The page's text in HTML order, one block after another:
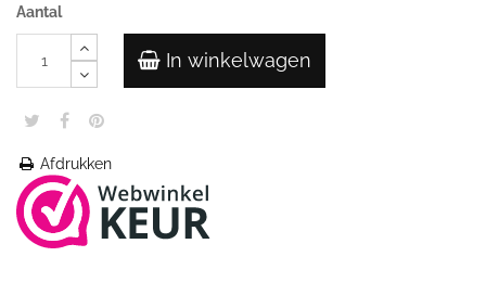
Aantal
In winkelwagen
Afdrukken